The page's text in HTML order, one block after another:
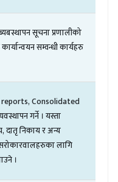
सूचनाप्रणालीको
कार्यान्वयनसम्वन्धीकार्यहरु
reports, Consolidated
गर्ने ।यस्ता
,दातृनिकायरअन्य
लागि
।